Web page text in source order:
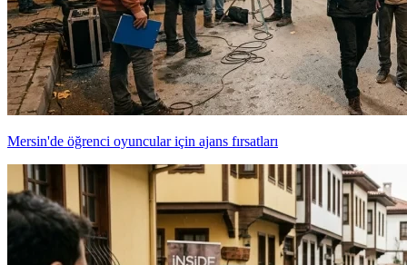
Mersin'de öğrenci oyuncular için ajans fırsatları